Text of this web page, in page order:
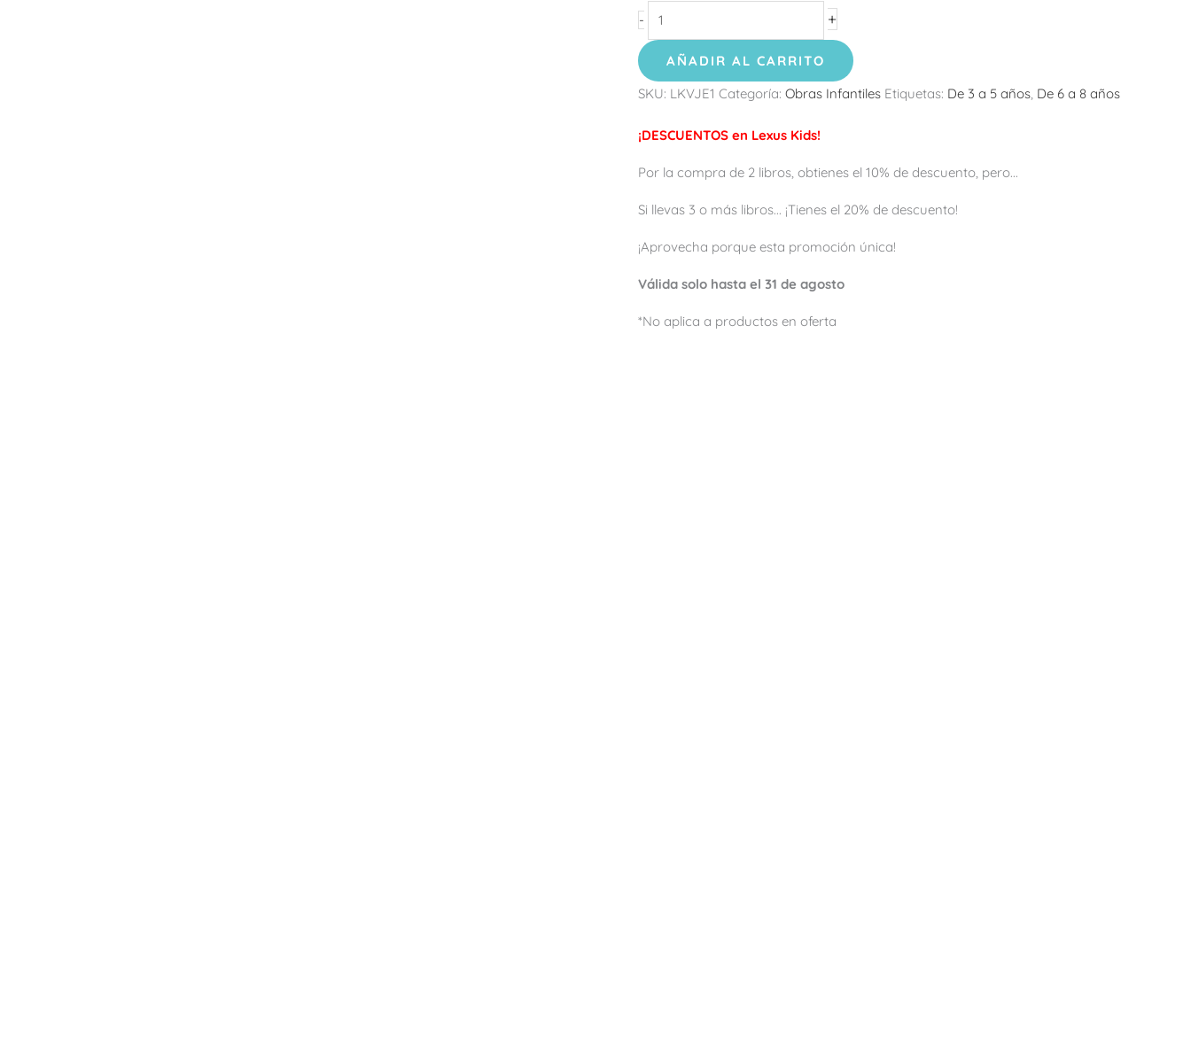
- +
AÑADIR AL CARRITO
SKU: LKVJE1 Categoría: Obras Infantiles Etiquetas: De 3 a 5 años De 6 a 8 años
¡DESCUENTOS en Lexus Kids!
Por la compra de 2 libros, obtienes el 10% de descuento, pero...
Si llevas 3 o más libros... ¡Tienes el 20% de descuento!
¡Aprovecha porque esta promoción única!
Válida solo hasta el 31 de agosto
*No aplica a productos en oferta